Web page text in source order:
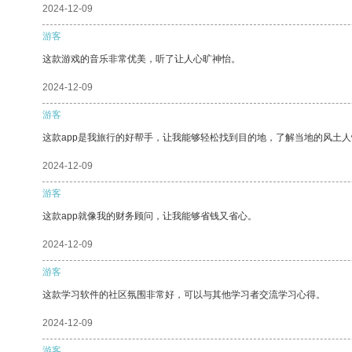
2024-12-09
游客
这款游戏的音乐非常优美，听了让人心旷神怡。
2024-12-09
游客
这款app是我旅行的好帮手，让我能够轻松找到目的地，了解当地的风土
2024-12-09
游客
这款app就像我的财务顾问，让我能够省钱又省心。
2024-12-09
游客
这款学习软件的社区氛围非常好，可以与其他学习者交流学习心得。
2024-12-09